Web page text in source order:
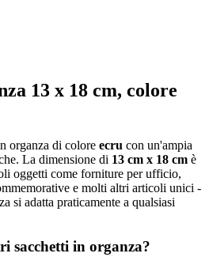
13 x 18 cm, colore
organza di colore ecru con un'ampia
La dimensione di 13 cm x 18 cm è
oggetti come forniture per ufficio,
e molti altri articoli unici -
si adatta praticamente a qualsiasi
sacchetti in organza?